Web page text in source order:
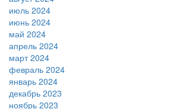
июль 2024
июнь 2024
май 2024
апрель 2024
март 2024
февраль 2024
январь 2024
декабрь 2023
ноябрь 2023